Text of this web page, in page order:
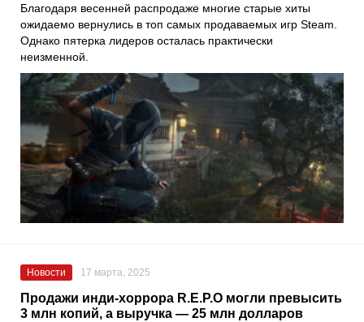
Благодаря весенней распродаже многие старые хиты
ожидаемо вернулись в топ самых продаваемых игр Steam.
Однако пятерка лидеров осталась практически
неизменной.
Новости 17 марта, 2025
Продажи инди-хоррора R.E.P.O могли превысить
3 млн копий, а выручка — 25 млн долларов